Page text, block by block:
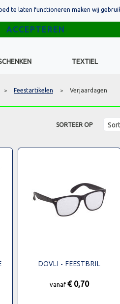
TEXTIEL
> Feestartikelen > Verjaardagen
SORTEER OP
DOVLI - FEESTBRIL
vanaf € 0,70
te laten functioneren maken wij